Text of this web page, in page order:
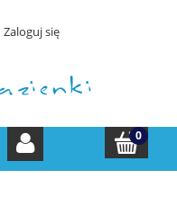
Zaloguj się